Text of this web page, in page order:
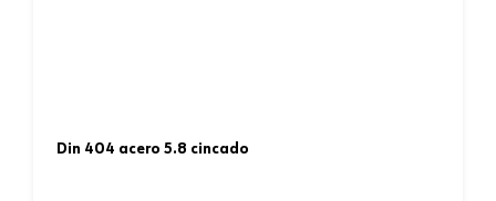
din 404 acero 5.8 cincado